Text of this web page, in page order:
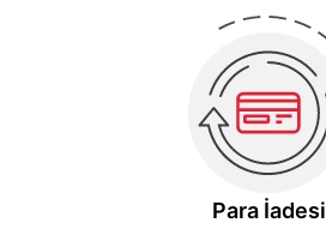
Para İadesi